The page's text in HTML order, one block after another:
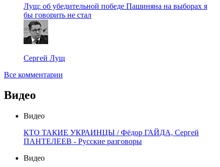
Лущ: об убедительной победе Пашиняна на выборах я
бы говорить не стал
Сергей Лущ
Все комментарии
Видео
Видео
КТО ТАКИЕ УКРАИНЦЫ / Фёдор ГАЙДА, Сергей
ПАНТЕЛЕЕВ - Русские разговоры
Видео